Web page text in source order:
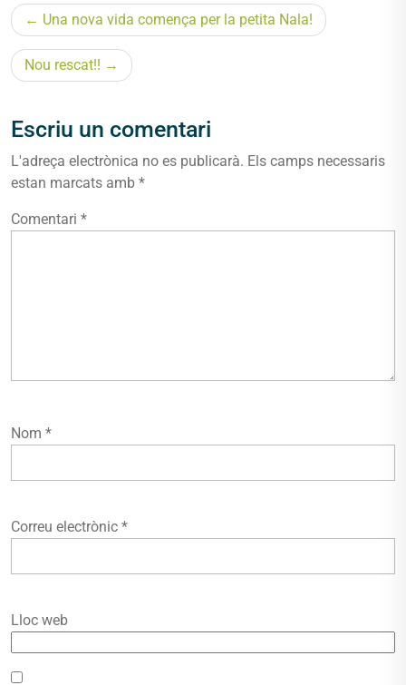
Navegació
d'entrades
Una nova vida comença per la petita Nala!
Nou rescat!!
Escriu un comentari
L'adreça electrònica no es publicarà. Els camps necessaris
estan marcats amb *
Comentari *
Nom *
Correu electrònic *
Lloc web